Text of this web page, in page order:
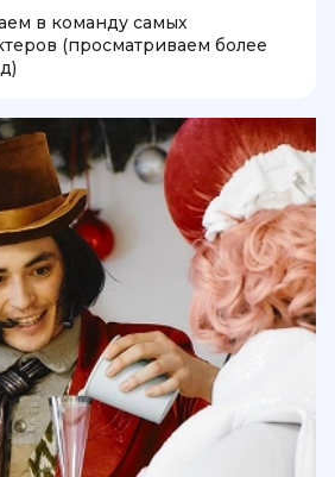
в команду самых
(просматриваем более